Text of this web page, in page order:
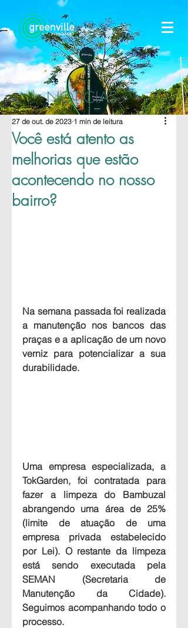
NOTÍCIAS
Você está atento as
melhorias que estão
acontecendo no nosso
bairro?
27 de out. de 2023 1 min de leitura
Na semana passada foi realizada
a manutenção nos bancos das
praças e a aplicação de um novo
verniz para potencializar a sua
durabilidade.
Uma empresa especializada, a
TokGarden, foi contratada para
fazer a
abrangendo uma área de 25%
(limite de atuação de uma
empresa privada estabelecido
por Lei). O restante da limpeza
está sendo executada pela
SEMAN (Secretaria de
Manutenção da Cidade).
Seguimos acompanhando todo o
processo.